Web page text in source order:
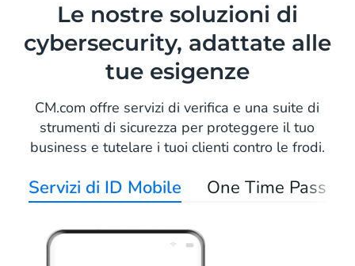
Le nostre soluzioni di
cybersecurity, adattate alle
tue esigenze
CM.com offre servizi di verifica e una suite di
strumenti di sicurezza per proteggere il tuo
business e tutelare i tuoi clienti contro le frodi.
Servizi di ID Mobile One Time